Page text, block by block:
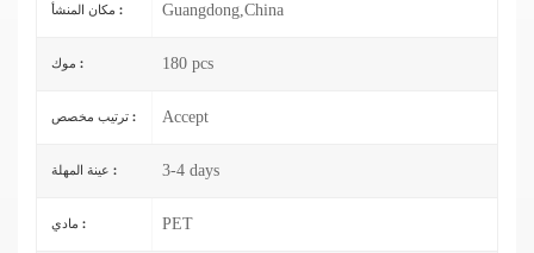
مكان المنشأ : Guangdong,China
موك : 180 pcs
ترتيب مخصص : Accept
عينة المهلة : 3-4 days
مادي : PET